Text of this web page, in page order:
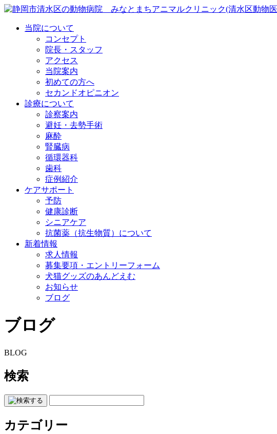
当院について
コンセプト
院長・スタッフ
アクセス
当院案内
初めての方へ
セカンドオピニオン
診療について
診察案内
避妊・去勢手術
麻酔
腎臓病
循環器科
歯科
症例紹介
ケアサポート
予防
健康診断
シニアケア
抗菌薬（抗生物質）について
新着情報
求人情報
募集要項・エントリーフォーム
犬猫グッズのあんどえむ
お知らせ
ブログ
ブログ
BLOG
検索
カテゴリー